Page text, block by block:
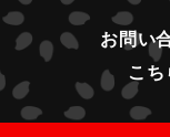
お問い
こ